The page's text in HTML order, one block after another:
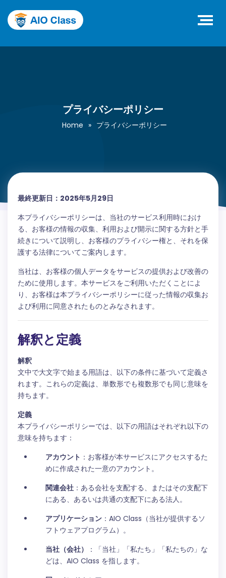
プライバシーポリシー
Home » プライバシーポリシー
最終更新日：2025年5月29日
本プライバシーポリシーは、当社のサービス利用時におけ
る、お客様の情報の収集、利用および開示に関する方針と手
続きについて説明し、お客様のプライバシー権と、それを保
護する法律についてご案内します。
当社は、お客様の個人データをサービスの提供および改善の
ために使用します。本サービスをご利用いただくことによ
り、お客様は本プライバシーポリシーに従った情報の収集お
よび利用に同意されたものとみなされます。
解釈と定義
解釈
文中で大文字で始まる用語は、以下の条件に基づいて定義さ
れます。これらの定義は、単数形でも複数形でも同じ意味を
持ちます。
定義
本プライバシーポリシーでは、以下の用語はそれぞれ以下の
意味を持ちます：
アカウント ：お客様が本サービスにアクセスするた
めに作成された一意のアカウント。
関連会社 ：ある会社を支配する、またはその支配下
にある、あるいは共通の支配下にある法人。
アプリケーション ：AIO Class（当社が提供するソ
フトウェアプログラム）。
当社（会社）
：「当社」「私たち」「私たちの」な
どは、AIO Class を指します。